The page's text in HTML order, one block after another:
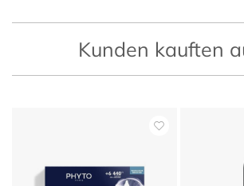
Kunden kauften